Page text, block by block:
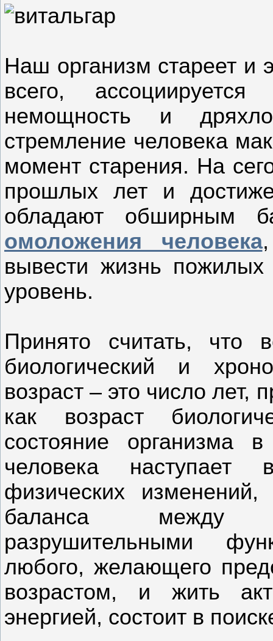
Наш организм стареет и
всего,
немощность и
стремление человека
момент старения. На
прошлых лет и
обладают обширным
омоложения человека
вывести жизнь
уровень.
Принято считать, что
биологический и
возраст – это число лет,
как возраст
состояние организма
человека наступает
физических
баланса между
разрушительными
любого, желающего
возрастом, и жить
энергией, состоит в